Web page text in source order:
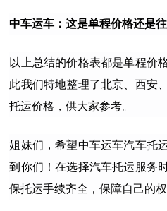
中车运车：这是单程价格还是
以上总结的价格表都是单程价
此我们特地整理了北京、西安
托运价格，供大家参考。
姐妹们，希望中车运车汽车托
到你们！在选择汽车托运服务
保托运手续齐全，保障自己的权